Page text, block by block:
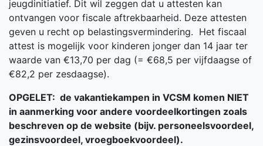
jeugdinitiatief. Dit wil zeggen dat u attesten kan
ontvangen voor fiscale aftrekbaarheid. Deze attesten
geven u recht op belastingsvermindering. Het fiscaal
attest is mogelijk voor kinderen jonger dan 14 jaar ter
waarde van €13,70 per dag (= €68,5 per vijfdaagse of
€82,2 per zesdaagse).
OPGELET: de vakantiekampen in VCSM komen NIET
in aanmerking voor andere voordeelkortingen zoals
beschreven op de website (bijv. personeelsvoordeel,
gezinsvoordeel, vroegboekvoordeel).